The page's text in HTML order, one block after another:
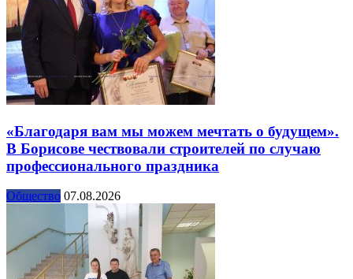
«Благодаря вам мы можем мечтать о будущем».
В Борисове чествовали строителей по случаю
профессионального праздника
Общество 07.08.2026